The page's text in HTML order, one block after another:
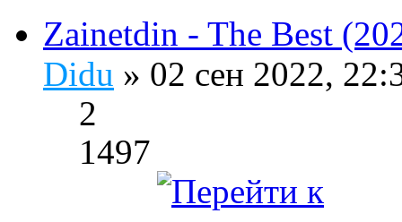
Zainetdin - The Best
Didu » 02 сен 2022,
2
1497